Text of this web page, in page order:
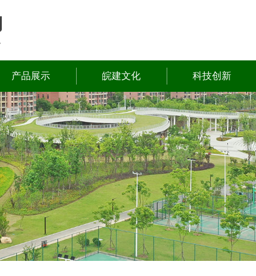
产品展示 皖建文化 科技创新